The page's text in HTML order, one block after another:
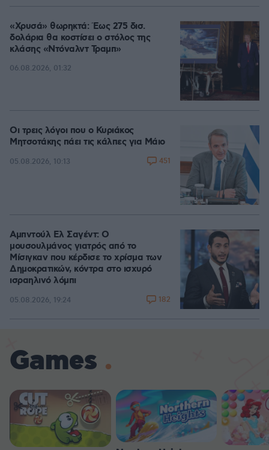
«Χρυσά» θωρηκτά: Έως 275 δισ.
δολάρια θα κοστίσει ο στόλος της
κλάσης «Ντόναλντ Τραμπ»
06.08.2026, 01:32
Οι τρεις λόγοι που ο Κυριάκος
Μητσοτάκης πάει τις κάλπες για Μάιο
05.08.2026, 10:13 451
Αμπντούλ Ελ Σαγέντ: Ο
μουσουλμάνος γιατρός από το
Μίσιγκαν που κέρδισε το χρίσμα των
Δημοκρατικών, κόντρα στο ισχυρό
ισραηλινό λόμπι
05.08.2026, 19:24 182
Games